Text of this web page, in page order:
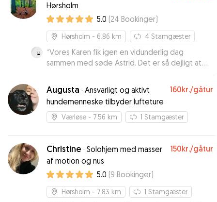
Hørsholm
5.0 (24 Bookinger)
Hørsholm - 6.86 km 4 Stamgæster
“Vores Karen fik igen en vidunderlig dag
sammen med søde Astrid. Det er så dejligt at
vide, at hunden er glad for de kære mennesker,
Augusta · Ansvarligt og aktivt
hundemenneske tilbyder lufteture
160kr./gåtur
Værløse - 7.56 km 1 Stamgæster
Christine · Solohjem med masser
af motion og nus
150kr./gåtur
5.0 (9 Bookinger)
Hørsholm - 7.83 km 1 Stamgæster